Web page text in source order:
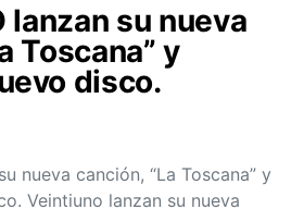
lanzan su nueva
Toscana” y
disco.
nueva canción, “La Toscana” y
Veintiuno lanzan su nueva